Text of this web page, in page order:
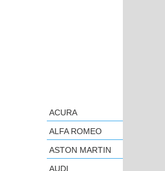
ACURA
ALFA ROMEO
ASTON MARTIN
AUDI